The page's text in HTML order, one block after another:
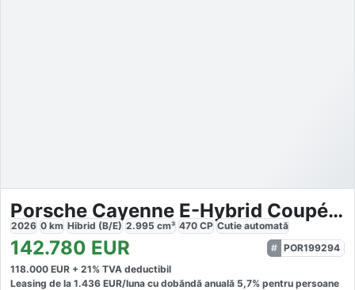
Porsche Cayenne E-Hybrid Coupé Black Edition
2026 0 km Hibrid (B/E) 2.995 cm³ 470 CP Cutie automată
142.780 EUR
POR199294
118.000 EUR + 21% TVA deductibil
Leasing de la 1.436 EUR/luna cu dobăndă anuală 5,7% pentru persoane